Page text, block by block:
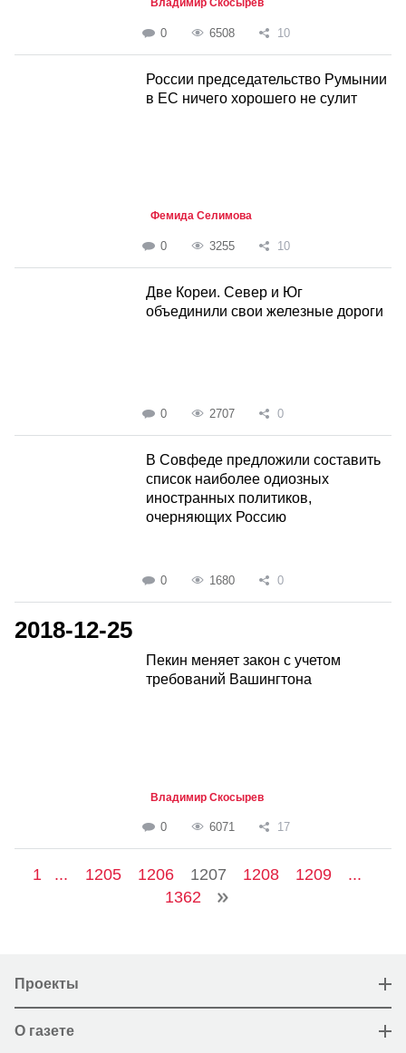
Владимир Скосырев
0 6508 10
России председательство Румынии
в ЕС ничего хорошего не сулит
Фемида Селимова
0 3255 10
Две Кореи. Север и Юг
объединили свои железные дороги
0 2707 0
В Совфеде предложили составить
список наиболее одиозных
иностранных политиков,
очерняющих Россию
0 1680 0
2018-12-25
Пекин меняет закон с учетом
требований Вашингтона
Владимир Скосырев
0 6071 17
1 ... 1205 1206 1207 1208 1209
...
1362
Проекты
О газете